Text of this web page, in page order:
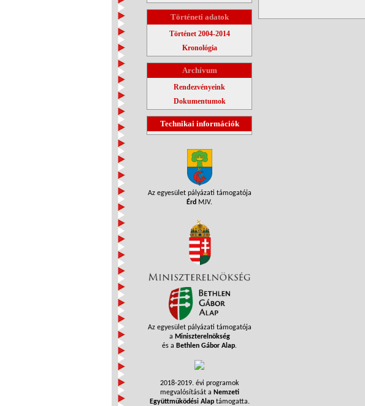
Történeti adatok
Történet 2004-2014
Kronológia
Archívum
Rendezvényeink
Dokumentumok
Technikai információk
Az egyesület pályázati támogatója
Érd MJV.
Az egyesület pályázati támogatója
a Miniszterelnökség
és a Bethlen Gábor Alap.
2018-2019. évi programok
megvalósítását a Nemzeti
Együttműködési Alaptámogatta.